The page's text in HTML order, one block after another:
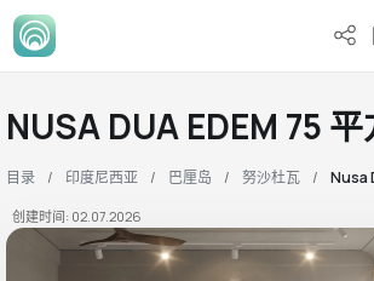
NUSA DUA EDEM 75
目录 印度尼西亚 巴厘岛 努沙杜瓦 Nusa
创建时间: 02.07.2026